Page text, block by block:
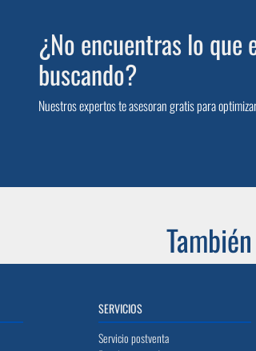
¿No encuentras lo que
buscando?
Nuestros expertos te asesoran gratis para
SERVICIOS
Servicio postventa